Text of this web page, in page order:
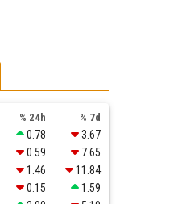
% 24h % 7d
0.78
3.67
0.59
7.65
1.46
11.84
0.15
1.59